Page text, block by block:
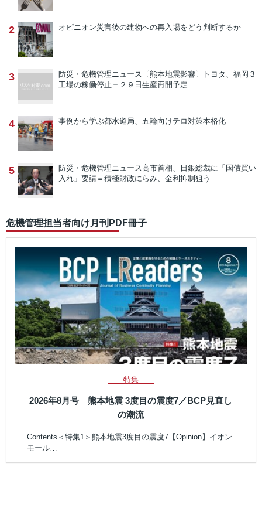
2 オピニオン災害後の建物への再入場をどう判断するか
3 防災・危機管理ニュース
〔熊本地震影響〕トヨタ、福岡３
工場の稼働停止＝２９日生産再開予定
4 事例から学ぶ都水道局、五輪向けテロ対策本格化
5 防災・危機管理ニュース高市首相、日銀総裁に「国債買い
入れ」要請＝積極財政にらみ、金利抑制狙う
危機管理担当者向け月刊PDF冊子
特集
2026年8月号 熊本地震 3度目の震度7／BCP見直し
の潮流
Contents＜特集1＞熊本地震3度目の震度7【Opinion】イオン
モール…